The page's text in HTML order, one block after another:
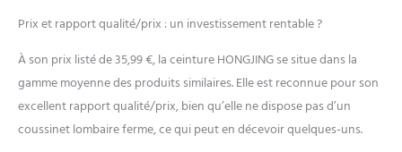
connexion électrique.
d'alimentation contrôle
l'interrupteur
marche/arrêt et le
chauffage, et le bouton M
contrôle le mode massage.
Prix et rapport qualité/prix : un investissement rentable ?
À son prix listé de 35,99 €, la ceinture HONGJING se situe dans la
gamme moyenne des produits similaires. Elle est reconnue pour son
excellent rapport qualité/prix, bien qu’elle ne dispose pas d’un
coussinet lombaire ferme, ce qui peut en décevoir quelques-uns.